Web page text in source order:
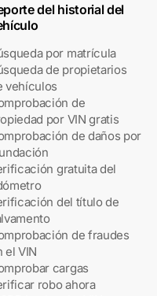
del historial del
por matrícula
de propietarios
vehículos
de
por VIN gratis
de daños por
gratuita del
del título de
de fraudes
el VIN
cargas
robo ahora